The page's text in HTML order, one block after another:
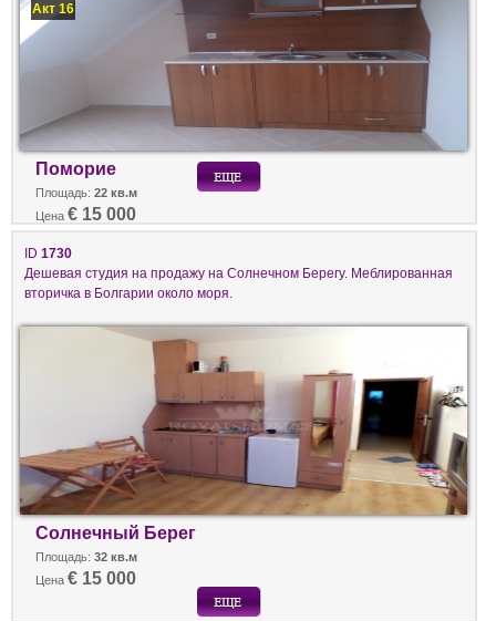
Акт 16
Поморие
Площадь: 22 кв.м
Цена € 15 000
ID 1730
Дешевая студия на продажу на Солнечном Берегу. Меблированная
вторичка в Болгарии около моря.
Солнечный Берег
Площадь: 32 кв.м
Цена € 15 000